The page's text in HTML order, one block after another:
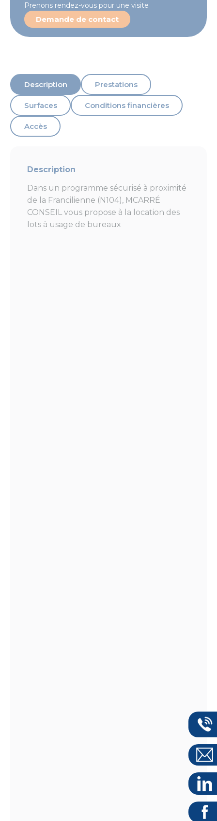
Prenons rendez-vous pour une visite
Demande de contact
Description Prestations
Surfaces Conditions financières
Accès
Description
Dans un programme sécurisé à proximité
de la Francilienne (N104), MCARRÉ
CONSEIL vous propose à la location des
lots à usage de bureaux